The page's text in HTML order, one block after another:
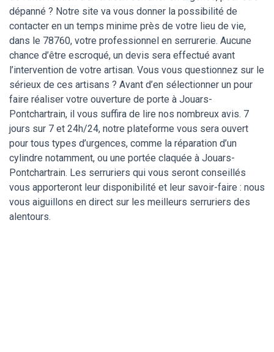
dépanné ? Notre site va vous donner la possibilité de
contacter en un temps minime près de votre lieu de vie,
dans le 78760, votre professionnel en serrurerie. Aucune
chance d’être escroqué, un devis sera effectué avant
l’intervention de votre artisan. Vous vous questionnez sur le
sérieux de ces artisans ? Avant d’en sélectionner un pour
faire réaliser votre ouverture de porte à Jouars-
Pontchartrain, il vous suffira de lire nos nombreux avis. 7
jours sur 7 et 24h/24, notre plateforme vous sera ouvert
pour tous types d’urgences, comme la réparation d’un
cylindre notamment, ou une portée claquée à Jouars-
Pontchartrain. Les serruriers qui vous seront conseillés
vous apporteront leur disponibilité et leur savoir-faire : nous
vous aiguillons en direct sur les meilleurs serruriers des
alentours.